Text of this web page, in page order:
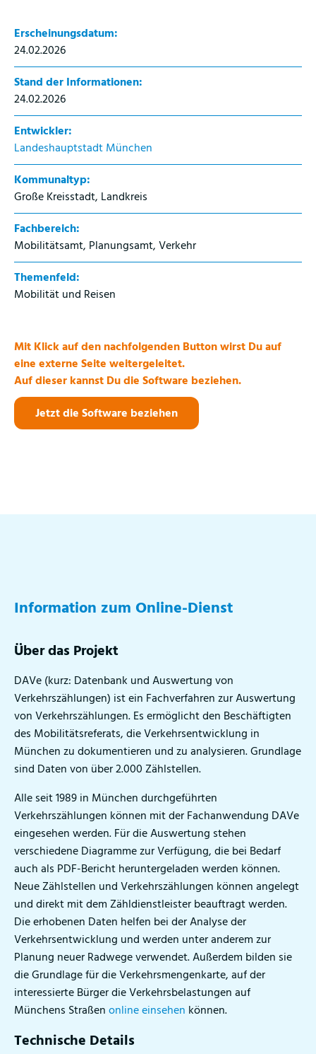
Erscheinungsdatum:
24.02.2026
Stand der Informationen:
24.02.2026
Entwickler:
Landeshauptstadt München
Kommunaltyp:
Große Kreisstadt, Landkreis
Fachbereich:
Mobilitätsamt, Planungsamt, Verkehr
Themenfeld:
Mobilität und Reisen
Mit Klick auf den nachfolgenden Button wirst Du auf
eine externe Seite weitergeleitet.
Auf dieser kannst Du die Software beziehen.
Jetzt die Software beziehen
Information zum Online-Dienst
Über das Projekt
DAVe (kurz: Datenbank und Auswertung von
Verkehrszählungen) ist ein Fachverfahren zur Auswertung
von Verkehrszählungen. Es ermöglicht den Beschäftigten
des Mobilitätsreferats, die Verkehrsentwicklung in
München zu dokumentieren und zu analysieren. Grundlage
sind Daten von über 2.000 Zählstellen.
Alle seit 1989 in München durchgeführten
Verkehrszählungen können mit der Fachanwendung DAVe
eingesehen werden. Für die Auswertung stehen
verschiedene Diagramme zur Verfügung, die bei Bedarf
auch als PDF-Bericht heruntergeladen werden können.
Neue Zählstellen und Verkehrszählungen können angelegt
und direkt mit dem Zähldienstleister beauftragt werden.
Die erhobenen Daten helfen bei der Analyse der
Verkehrsentwicklung und werden unter anderem zur
Planung neuer Radwege verwendet. Außerdem bilden sie
die Grundlage für die Verkehrsmengenkarte, auf der
interessierte Bürger die Verkehrsbelastungen auf
Münchens Straßenonline einsehen können.
Technische Details